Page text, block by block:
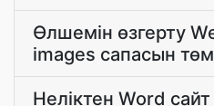
Өлшемін өзгерту
images сапасын
Неліктен Word